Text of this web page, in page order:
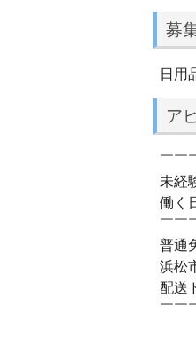
募
日用
ア
￣￣
未経
働く
￣￣
普通
浜松
配送
￣￣